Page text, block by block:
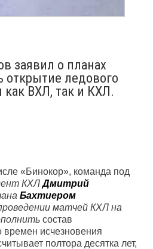
заявил о планах
открытие ледового
как ВХЛ, так и КХЛ.
«Бинокор», команда под
КХЛДмитрий
Бахтиером
матчей КХЛ на
состав
времен исчезновения
полтора десятка лет,